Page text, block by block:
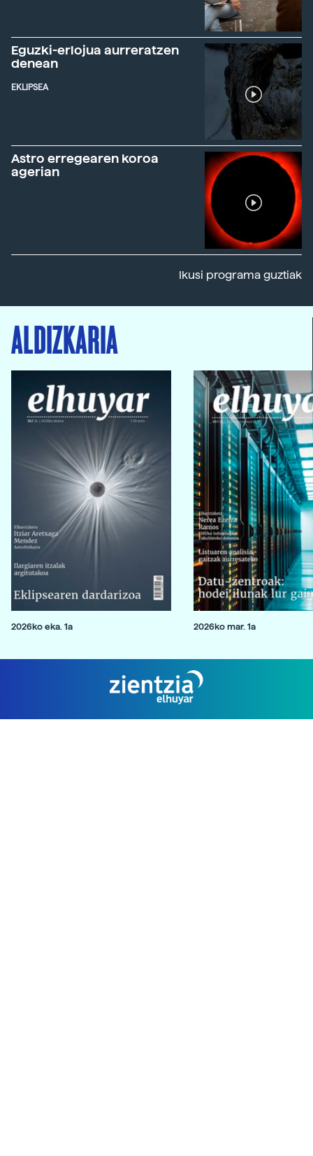
Eguzki-erlojua aurreratzen
denean
EKLIPSEA
Astro erregearen koroa
agerian
Ikusi programa guztiak
ALDIZKARIA
2026ko eka. 1a 2026ko mar. 1a